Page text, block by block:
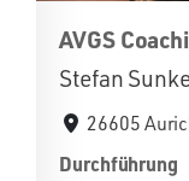
AVGS
Stefan
26605
Durchführung